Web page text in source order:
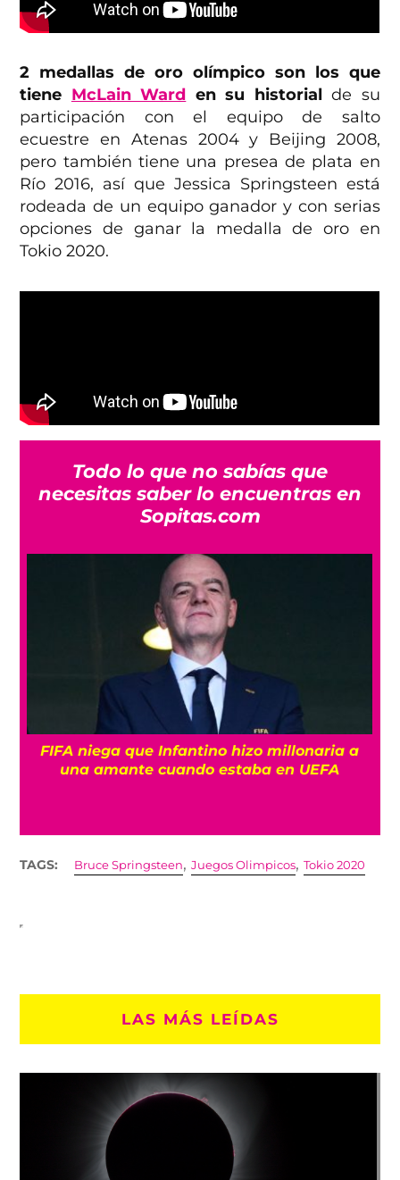
2 medallas de oro olímpico son los que
tiene McLain Ward en su historial de su
participación con el equipo de salto
ecuestre en Atenas 2004 y Beijing 2008,
pero también tiene una presea de plata en
Río 2016, así que Jessica Springsteen está
rodeada de un equipo ganador y con serias
opciones de ganar la medalla de oro en
Tokio 2020.
Todo lo que no sabías que
necesitas saber lo encuentras en
Sopitas.com
FIFA niega que Infantino hizo millonaria a
una amante cuando estaba en UEFA
TAGS: Bruce Springsteen,Juegos Olimpicos,Tokio 2020
LAS MÁS LEÍDAS